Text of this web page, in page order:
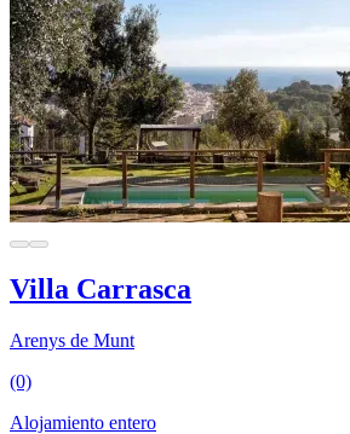
Villa Carrasca
Arenys de Munt
(0)
Alojamiento entero